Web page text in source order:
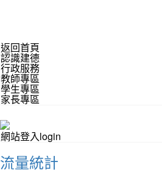
返回首頁
認識建德
行政服務
教師專區
學生專區
家長專區
網站登入login
流量統計